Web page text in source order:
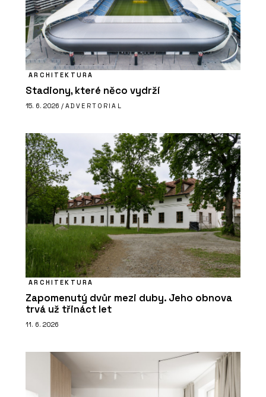
ARCHITEKTURA
Stadiony, které něco vydrží
15. 6. 2026 / ADVERTORIAL
ARCHITEKTURA
Zapomenutý dvůr mezi duby. Jeho obnova
trvá už třináct let
11. 6. 2026